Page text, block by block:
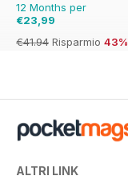
12 Months per
€23,99
€41.94 Risparmio 43%
ALTRI LINK